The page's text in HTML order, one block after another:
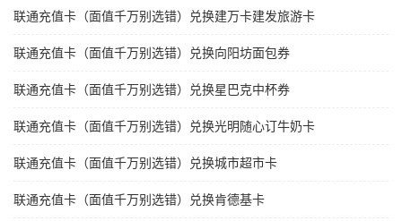
联通充值卡（面值千万别选错）兑换建万卡建发旅游卡
联通充值卡（面值千万别选错）兑换向阳坊面包券
联通充值卡（面值千万别选错）兑换星巴克中杯券
联通充值卡（面值千万别选错）兑换光明随心订牛奶卡
联通充值卡（面值千万别选错）兑换城市超市卡
联通充值卡（面值千万别选错）兑换肯德基卡